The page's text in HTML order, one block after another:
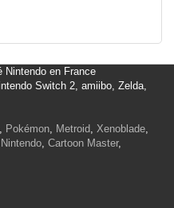
Nintendo en France
Switch 2, amiibo, Zelda,
, Pokémon, Metroid, Xenoblade,
, Cartoon Master,